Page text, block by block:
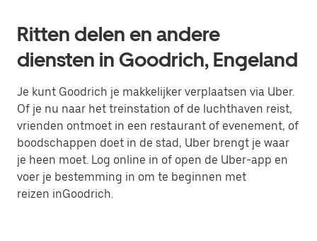
Ritten delen en andere
diensten in Goodrich, Engeland
Je kunt Goodrich je makkelijker verplaatsen via Uber.
Of je nu naar het treinstation of de luchthaven reist,
vrienden ontmoet in een restaurant of evenement, of
boodschappen doet in de stad, Uber brengt je waar
je heen moet. Log online in of open de Uber-app en
voer je bestemming in om te beginnen met
reizen inGoodrich.